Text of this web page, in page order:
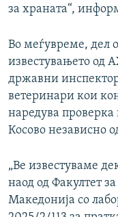
за храната“,
Во меѓувреме, дел
известувањето од
државни
ветеринари кои
наредува проверка
Косово независно
„Ве известуваме
наод од Факултет
Македонија со